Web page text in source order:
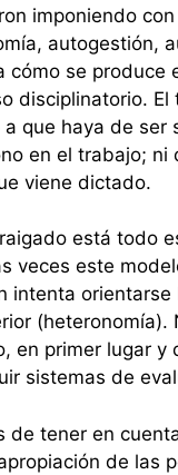
imponiendo
autogestión,
cómo se produce
disciplinatorio.
a que haya de ser
en el trabajo; ni
viene dictado.
está todo
veces este
intenta
en primer lugar y
sistemas de
de tener en
de las